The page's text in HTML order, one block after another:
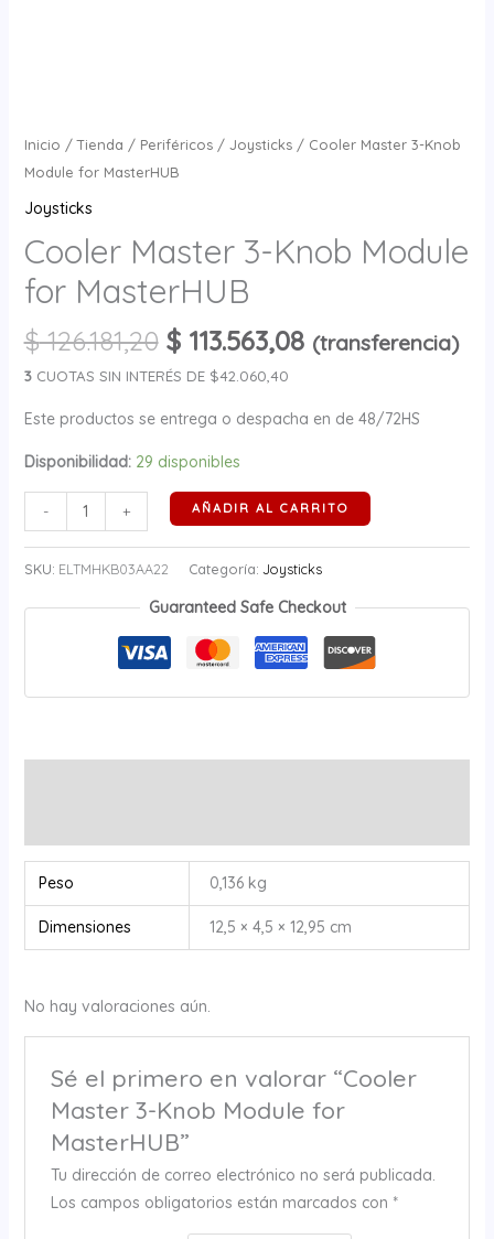
Inicio /Tienda / Periféricos/ Joysticks/ Cooler Master 3-Knob
Module for MasterHUB
Joysticks
Cooler Master 3-Knob Module
for MasterHUB
$126.181,20 $113.563,08 (transferencia)
3CUOTAS SIN INTERÉS DE $42.060,40
Este productos se entrega o despacha en de 48/72HS
Disponibilidad: 29 disponibles
- + AÑADIR AL CARRITO
SKU: ELTMHKB03AA22 Categoría: Joysticks
Guaranteed Safe Checkout
Peso 0,136 kg
Dimensiones 12,5 × 4,5 × 12,95 cm
No hay valoraciones aún.
Sé el primero en valorar “Cooler
Master 3-Knob Module for
MasterHUB”
Tu dirección de correo electrónico no será publicada.
Los campos obligatorios están marcados con *